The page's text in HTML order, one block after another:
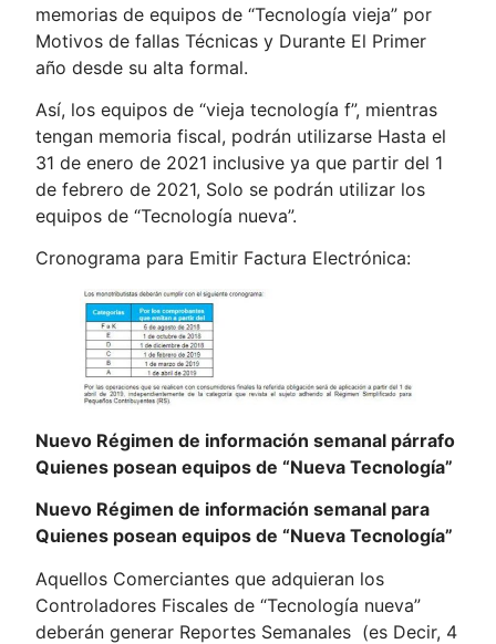
memorias de equipos de “Tecnología vieja” por
Motivos de fallas Técnicas y Durante El Primer
año desde su alta formal.
Así, los equipos de “vieja tecnología f”, mientras
tengan memoria fiscal, podrán utilizarse Hasta el
31 de enero de 2021 inclusive ya que partir del 1
de febrero de 2021, Solo se podrán utilizar los
equipos de “Tecnología nueva”.
Cronograma para Emitir Factura Electrónica:
Nuevo Régimen de información semanal párrafo
Quienes posean equipos de “Nueva Tecnología”
Nuevo Régimen de información semanal para
Quienes posean equipos de “Nueva Tecnología”
Aquellos Comerciantes que adquieran los
Controladores Fiscales de “Tecnología nueva”
deberán generar Reportes Semanales (es Decir, 4